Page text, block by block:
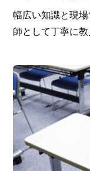
幅広い知識と現
師として丁寧に教